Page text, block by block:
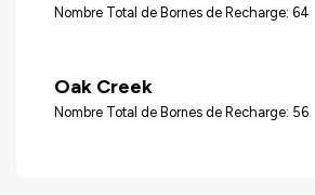
Nombre Total de Bornes de Recharge: 64
Oak Creek
Nombre Total de Bornes de Recharge: 56